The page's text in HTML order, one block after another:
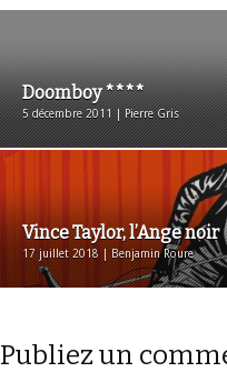
Doomboy ****
5 décembre 2011 | Pierre Gris
Vince Taylor, l’Ange noir
17 juillet 2018 | Benjamin Roure
Publiez un